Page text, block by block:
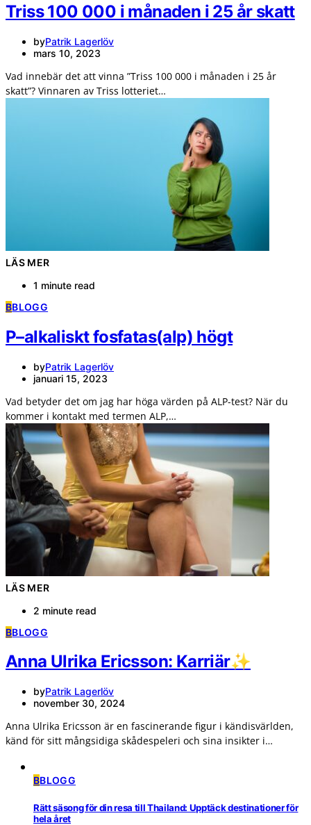
Triss 100 000 i månaden i 25 år skatt
byPatrik Lagerlöv
mars 10, 2023
Vad innebär det att vinna ”Triss 100 000 i månaden i 25 år
skatt”? Vinnaren av Triss lotteriet…
LÄS MER
1 minute read
BBLOGG
P–alkaliskt fosfatas(alp) högt
byPatrik Lagerlöv
januari 15, 2023
Vad betyder det om jag har höga värden på ALP-test? När du
kommer i kontakt med termen ALP,…
LÄS MER
2 minute read
BBLOGG
Anna Ulrika Ericsson: Karriär✨
byPatrik Lagerlöv
november 30, 2024
Anna Ulrika Ericsson är en fascinerande figur i kändisvärlden,
känd för sitt mångsidiga skådespeleri och sina insikter i…
BBLOGG
Rätt säsong för din resa till Thailand: Upptäck destinationer för
hela året